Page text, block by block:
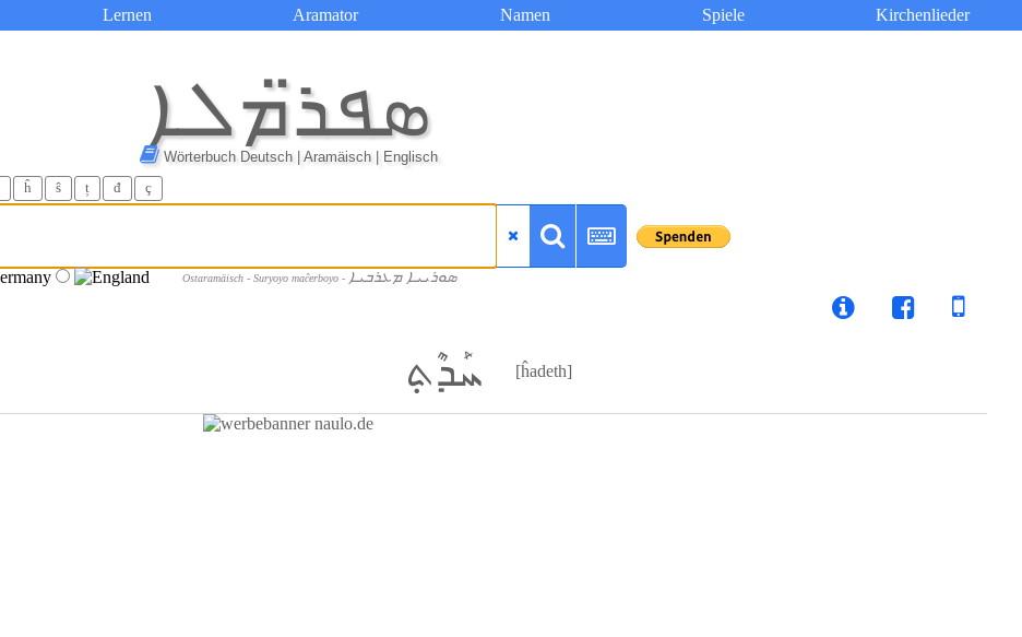
Lernen Aramator Namen Spiele Kirchenlieder
ܣܦܪ̈ܡܠܐ
Wörterbuch Deutsch | Aramäisch | Englisch
ĥ ŝ ț đ ç
Ostaramäisch - Suryoyo maĉerboyo - ܣܘܪܝܝܐ ܡܥܪܒܝܐ
ܚܰܕܶܬ݂ [ĥadeth]